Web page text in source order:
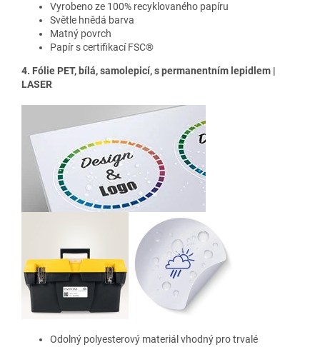
Vyrobeno ze 100% recyklovaného papíru
Světle hnědá barva
Matný povrch
Papír s certifikací FSC®
4. Fólie PET, bílá, samolepicí, s permanentním lepidlem |
LASER
Odolný polyesterový materiál vhodný pro trvalé